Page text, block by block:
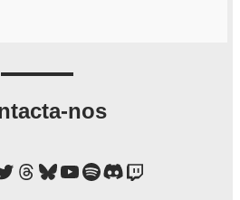
nos
Threads Bluesky YouTube Spotify Discord Twitch